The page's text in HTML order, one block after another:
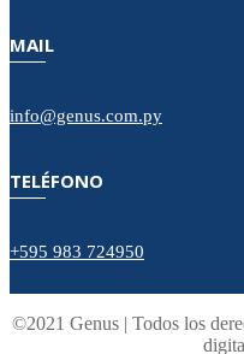
MAIL
info@genus.com.py
TELÉFONO
+595 983 724950
©2021 Genus | Todos los